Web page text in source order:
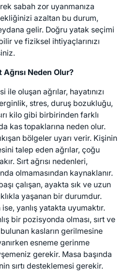
sabah zor uyanmanıza
azaltan bu durum,
gelir. Doğru yatak seçimi
ve fiziksel ihtiyaçlarınızı
Ağrısı Neden Olur?
ile oluşan ağrılar, hayatınızı
stres, duruş bozukluğu,
kilo gibi birbirinden farklı
kas topaklarına neden olur.
bölgeler uyarı verir. Kişinin
talep eden ağrılar, çoğu
Sırt ağrısı nedenleri,
olmamasından kaynaklanır.
çalışan, ayakta sık ve uzun
yaşanan bir durumdur.
yanlış yatakta uyumaktır.
bir pozisyonda olması, sırt ve
kasların gerilmesine
esneme gerinme
gerekir. Masa başında
sırtı desteklemesi gerekir.